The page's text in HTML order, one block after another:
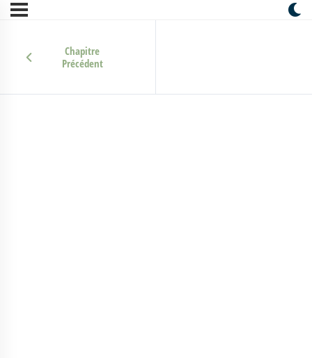
Chapitre
Précédent